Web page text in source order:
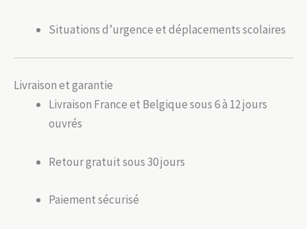
Situations d’urgence et déplacements scolaires
Livraison et garantie
Livraison France et Belgique sous 6 à 12 jours
ouvrés
Retour gratuit sous 30 jours
Paiement sécurisé